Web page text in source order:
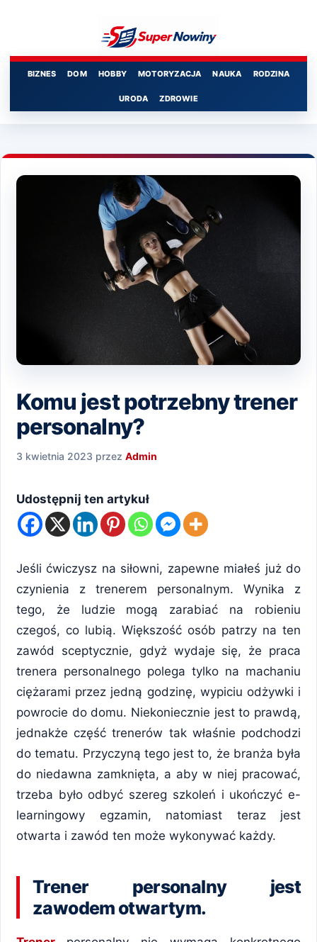
BIZNES DOM HOBBY MOTORYZACJA NAUKA RODZINA
URODA ZDROWIE
Komu jest potrzebny trener
personalny?
3 kwietnia 2023 przez Admin
Udostępnij ten artykuł
Jeśli ćwiczysz na siłowni, zapewne miałeś już do
czynienia z trenerem personalnym. Wynika z
tego, że ludzie mogą zarabiać na robieniu
czegoś, co lubią. Większość osób patrzy na ten
zawód sceptycznie, gdyż wydaje się, że praca
trenera personalnego polega tylko na machaniu
ciężarami przez jedną godzinę, wypiciu odżywki i
powrocie do domu. Niekoniecznie jest to prawdą,
jednakże część trenerów tak właśnie podchodzi
do tematu. Przyczyną tego jest to, że branża była
do niedawna zamknięta, a aby w niej pracować,
trzeba było odbyć szereg szkoleń i ukończyć e-
learningowy egzamin, natomiast teraz jest
otwarta i zawód ten może wykonywać każdy.
Trener personalny jest
zawodem otwartym.